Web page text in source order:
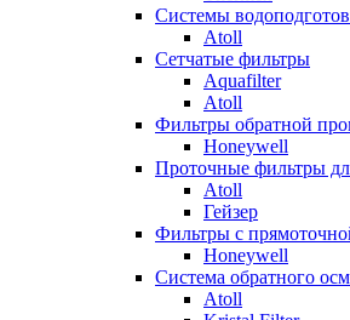
Системы
Atoll
Сетчатые фильтры
Aquafilter
Atoll
Фильтры обратной
Honeywell
Проточные фильтры
Atoll
Гейзер
Фильтры с
Honeywell
Система обратного
Atoll